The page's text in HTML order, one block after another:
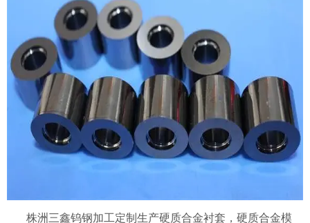
株洲三鑫钨钢加工定制生产硬质合金衬套，硬质合金模